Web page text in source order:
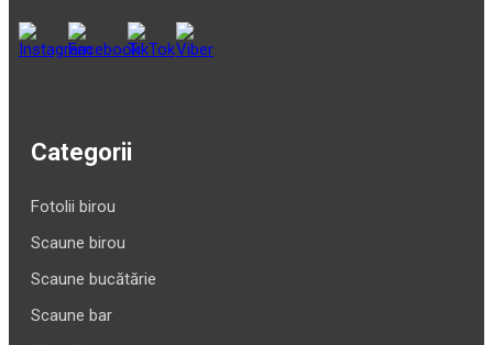
Categorii
Fotolii birou
Scaune birou
Scaune bucătărie
Scaune bar